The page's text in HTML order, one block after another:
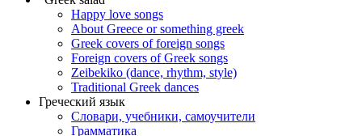
Happy love songs
About Greece or something greek
Greek covers of foreign songs
Foreign covers of Greek songs
Zeibekiko (dance, rhythm, style)
Traditional Greek dances
Греческий язык
Словари, учебники, самоучители
Грамматика